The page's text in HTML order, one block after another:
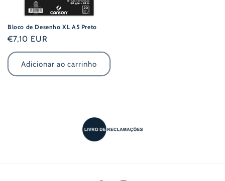
Bloco de Desenho XL A5 Preto
Preço
normal
€7,10 EUR
Adicionar ao carrinho